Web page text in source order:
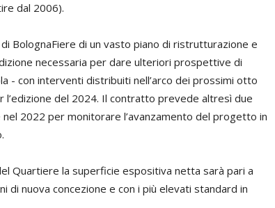
dal 2006).
BolognaFiere di un vasto piano di ristrutturazione e
necessaria per dare ulteriori prospettive di
- con interventi distribuiti nell’arco dei prossimi otto
del 2024. Il contratto prevede altresì due
2022 per monitorare l’avanzamento del progetto in
Quartiere la superficie espositiva netta sarà pari a
di nuova concezione e con i più elevati standard in